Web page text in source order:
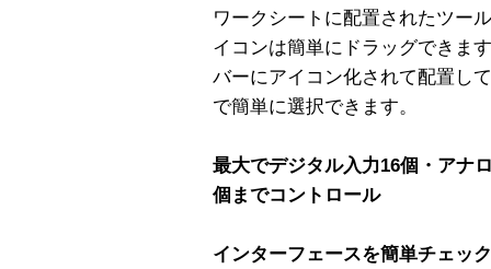
ワークシートに配置されたツー
イコンは簡単にドラッグできま
バーにアイコン化されて配置し
で簡単に選択できます。
最大でデジタル入力16個・アナ
個までコントロール
インターフェースを簡単チェック